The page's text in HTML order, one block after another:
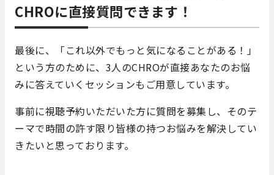
CHROに直接質問できます！
最後に、「これ以外でもっと気になることがある！」
という方のために、3人のCHROが直接あなたのお悩
みに答えていくセッションもご用意しています。
事前に視聴予約いただいた方に質問を募集し、そのテ
ーマで時間の許す限り皆様の持つお悩みを解決してい
きたいと思っております。